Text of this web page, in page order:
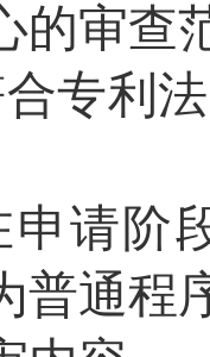
的审查
合专利
申请
普通程